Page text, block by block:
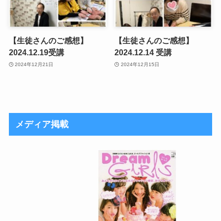
【生徒さんのご感想】
2024.12.19受講
2024年12月21日
【生徒さんのご感想】
2024.12.14 受講
2024年12月15日
メディア掲載